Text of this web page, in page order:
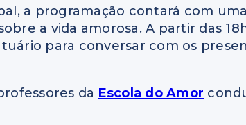
a programação contará com
a vida amorosa. A partir das
para conversar com os
da Escola do Amor